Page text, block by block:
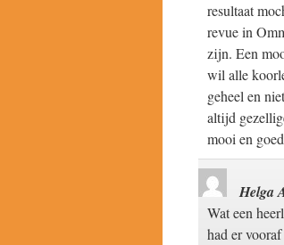
resultaat
revue in
zijn. Een
wil alle
geheel en
altijd
mooi en
Helga
Wat een
had er